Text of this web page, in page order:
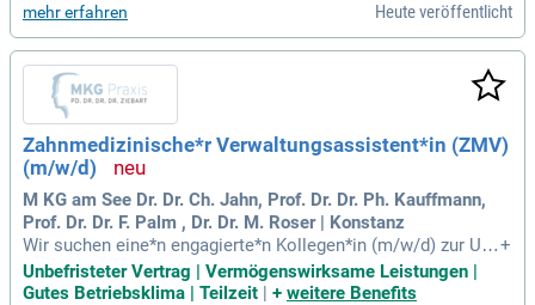
Abläufe zu garantieren. Eine abgeschlossene Ausbildung al
s Zahnmedizinische Fachangestellte:r oder Zahnarzthelfer:i
n ist Voraussetzung. Alternativ ist eine Ausbildung im Berei
ch Zahntechnik mit Erfahrung in der Abrechnung ebenfalls i
deal. Du verfügst über fundierte Kenntnisse in medizinischer
Terminologie, zahnärztlicher Abrechnung und medizinischer
Dokumentation. Deine analytischen Fähigkeiten und Komm
unikationsstärke machen Dich zur perfekten Unterstützung f
ür unser Praxisteam.
mehr erfahren Heute veröffentlicht
Zahnmedizinische*r Verwaltungsassistent*in (ZMV)
(m/w/d)
M KG am See Dr. Dr. Ch. Jahn, Prof. Dr. Dr. Ph. Kauffmann,
Prof. Dr. Dr. F. Palm , Dr. Dr. M. Roser | Konstanz
Wir suchen eine*n engagierte*n Kollegen*in (m/w/d) zur Unt
erstützung unserer Praxisverwaltung und Abrechnung in Voll
- oder Teilzeit. Unser Team bietet unbefristete Arbeitsverträ
+
Unbefristeter Vertrag | Vermögenswirksame Leistungen |
Gutes Betriebsklima | Teilzeit | + weitere Benefits